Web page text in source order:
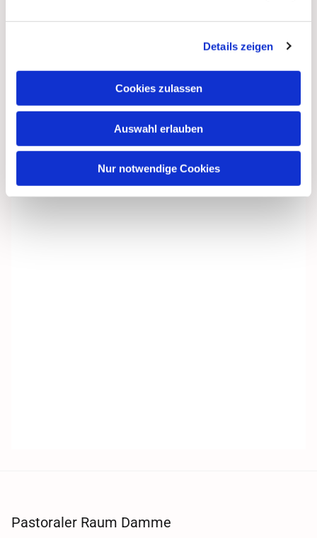
Details zeigen
Cookies zulassen
Auswahl erlauben
Nur notwendige Cookies
Pastoraler Raum Damme